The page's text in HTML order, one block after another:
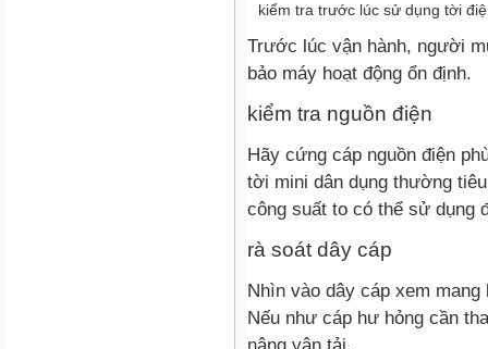
kiểm tra trước lúc sử dụng tời
Trước lúc vận hành, người
bảo máy hoạt động ổn định.
kiểm tra nguồn điện
Hãy cứng cáp nguồn điện
tời mini dân dụng thường
công suất to có thể sử dụng
rà soát dây cáp
Nhìn vào dây cáp xem
Nếu như cáp hư hỏng cần